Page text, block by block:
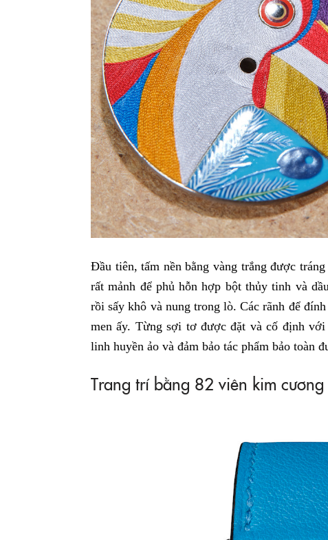
Đầu tiên, tấm nền bằng vàng trắng được
rất mảnh để phủ hỗn hợp bột thủy tinh và
rồi sấy khô và nung trong lò. Các rãnh để
men ấy. Từng sợi tơ được đặt và cố định
linh huyền ảo và đảm bảo tác phẩm bảo toàn
Trang trí bằng 82 viên kim cương